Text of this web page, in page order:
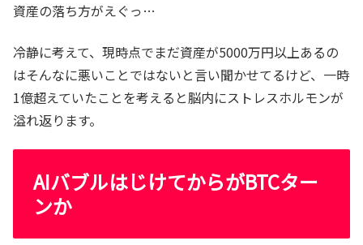
資産の落ち方がえぐっ…
冷静に考えて、現時点でまだ資産が5000万円以上あるの
はそんなに悪いことではないと言い聞かせてるけど、一時
1億超えていたことを考えると脳内にストレスホルモンが
溢れ返ります。
AIバブルはじけてからがBTCター
ンか